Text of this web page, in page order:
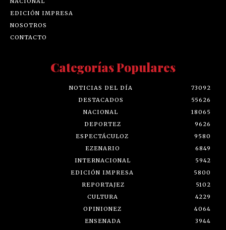
EDICIÓN IMPRESA
NOSOTROS
CONTACTO
Categorías Populares
NOTICIAS DEL DÍA
73092
DESTACADOS
55626
NACIONAL
18065
DEPORTEZ
9626
ESPECTÁCULOZ
9580
EZENARIO
6849
INTERNACIONAL
5942
EDICIÓN IMPRESA
5800
REPORTAJEZ
5102
CULTURA
4229
OPINIONEZ
4064
ENSENADA
3944